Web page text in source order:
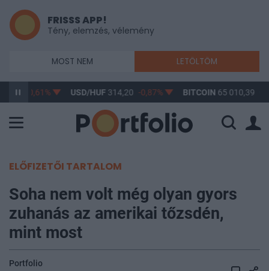
FRISSS APP!
Tény, elemzés, vélemény
MOST NEM LETÖLTÖM
-0,61% USD/HUF314,20 -0,87% BITCOIN65 010,39
ELŐFIZETŐI TARTALOM
Soha nem volt még olyan gyors
zuhanás az amerikai tőzsdén,
mint most
Portfolio